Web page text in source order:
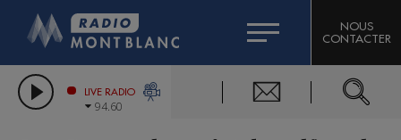
LES CHRONIQUES DE L'EXPERT
CITIZEN MACHINERY
GRAND MASSIF DOMAINES SKIABLES
COMPAGNIE DU MONT-BLANC
NOUS
CONTACTER
LIVE RADIO
94.60